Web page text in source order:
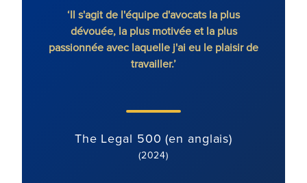
‘Il s'agit de l'équipe d'avocats la plus
dévouée, la plus motivée et la plus
passionnée avec laquelle j'ai eu le plaisir de
travailler.’
The Legal 500 (en anglais)
(2024)